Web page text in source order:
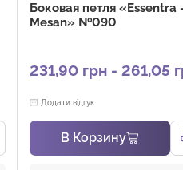
Боковая петля «Essentra
Mesan» №090
231,90 грн - 261,05
Додати відгук
В Корзину